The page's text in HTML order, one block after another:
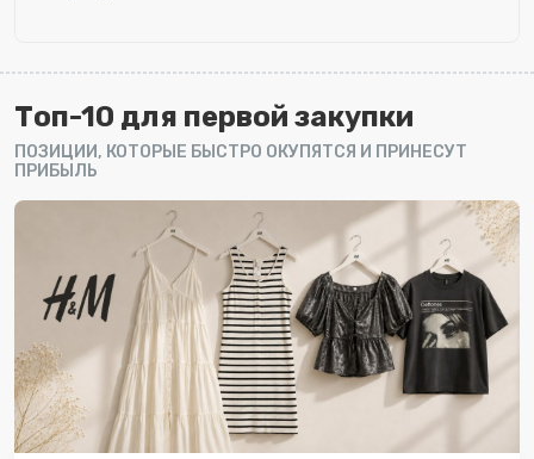
Топ-10 для первой закупки
ПОЗИЦИИ, КОТОРЫЕ БЫСТРО ОКУПЯТСЯ И ПРИНЕСУТ
ПРИБЫЛЬ